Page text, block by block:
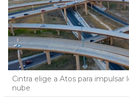
Cintra elige a Atos para impulsar
nube